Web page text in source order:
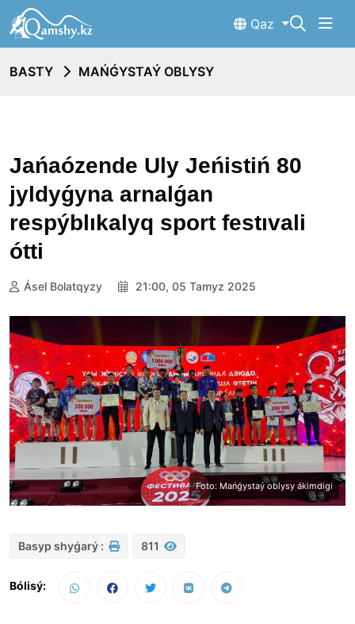
Qaz
BASTY MAŃǴYSTAÝ OBLYSY
Jańaózende Uly Jeńistiń 80
jyldyǵyna arnalǵan
respýblıkalyq sport festıvali
ótti
Ásel Bolatqyzy 21:00, 05 Tamyz 2025
Foto: Mańǵystaý oblysy ákimdigi
Basyp shyǵarý : 811
Bólisý: